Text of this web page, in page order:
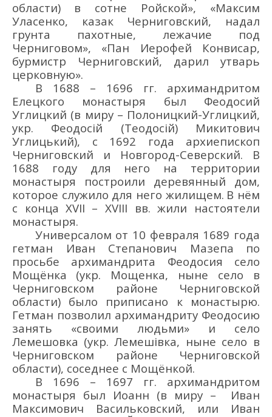
области)
в сотне Ройской», «Максим
Уласенко, казак Черниговский, надал
грунта пахотные, лежачие под
Черниговом», «Пан Иерофей Конвисар,
бурмистр Черниговский, дарил утварь
церковную».
В 1688 – 1696 гг. архимандритом
Елецкого монастыря был Феодосий
Углицкий (в миру – Полоницкий-Углицкий,
укр. Феодосій (Теодосій) Микитович
Углицький), с 1692 года архиепископ
Черниговский и Новгород-Северский. В
1688 году для него на территории
монастыря построили деревянный дом,
которое служило для него жилищем. В нём
с концаXVII – XVIII вв.жили настоятели
монастыря.
Универсалом от 10 февраля 1689 года
гетман Иван Степанович Мазепа
по
просьбе архимандрита Феодосия село
Мощёнка
(укр. Мощенка, ныне село в
Черниговском районе Черниговской
области) было приписано к монастырю.
Гетман позволил архимандриту Феодосию
занять «своими людьми» и село
Лемешовка (укр.Лемешівка, ныне село в
Черниговском районе Черниговской
области), соседнее с Мощёнкой.
В 1696 – 1697 гг. архимандритом
монастыря был Иоанн (в миру – Иван
Максимович Васильковский, или Иван